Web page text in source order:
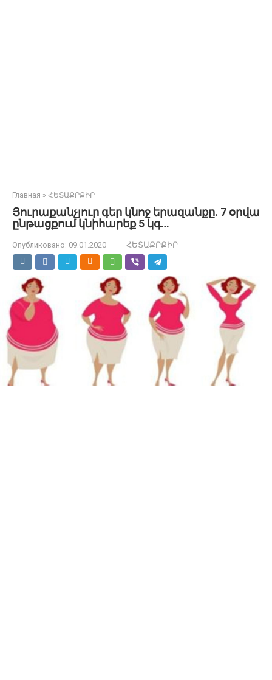
Главная » ՀԵՏԱՔՐՔԻՐ
Յուրաքանչյուր գեր կնոջ երազանքը. 7 օրվա
ընթացքում կնիհարեք 5 կգ…
Опубликовано: 09.01.2020 ՀԵՏԱՔՐՔԻՐ